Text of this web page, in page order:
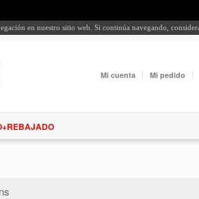
en nuestro sitio web. Si continúa navegando,
Mi cuenta Mi pedido